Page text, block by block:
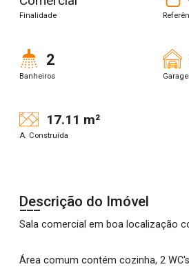
Finalidade
2
Banheiros
17.11 m²
A. Construída
Descrição do Imóvel
Sala comercial em boa localização
Área comum contém cozinha, 2